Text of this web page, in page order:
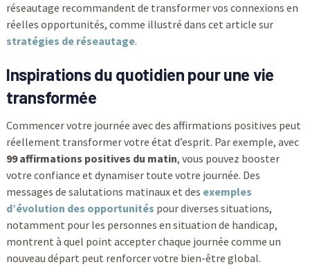
réseautage recommandent de transformer vos connexions en
réelles opportunités, comme illustré dans cet article sur
stratégies de réseautage.
Inspirations du quotidien pour une vie
transformée
Commencer votre journée avec des affirmations positives peut
réellement transformer votre état d’esprit. Par exemple, avec
99 affirmations positives du matin, vous pouvez booster
votre confiance et dynamiser toute votre journée. Des
messages de salutations matinaux et des exemples
d’évolution des opportunités pour diverses situations,
notamment pour les personnes en situation de handicap,
montrent à quel point accepter chaque journée comme un
nouveau départ peut renforcer votre bien-être global.